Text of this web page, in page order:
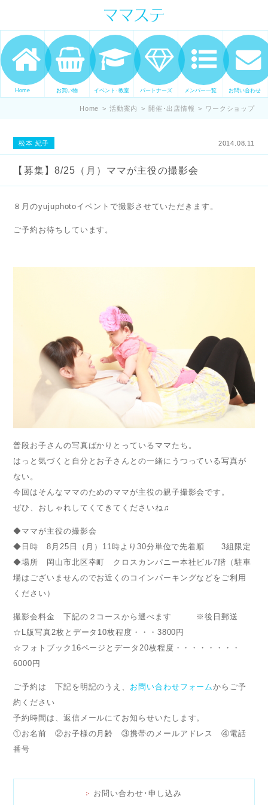
ママの才能発信します。 手づくり
表現ステージ ママステ スキル・セ
ンスを表現したいママが集まって
ます。
Home お買い物 イベント･教室 パートナーズ メンバー一覧 お問い合わせ
Home > 活動案内 > 開催･出店情報 > ワークショップ
松本 紀子 2014.08.11
【募集】8/25（月）ママが主役の撮影会
８月のyujuphotoイベントで撮影させていただきます。
ご予約お待ちしています。
普段お子さんの写真ばかりとっているママたち。
はっと気づくと自分とお子さんとの一緒にうつっている写真が
ない。
今回はそんなママのためのママが主役の親子撮影会です。
ぜひ、おしゃれしてくてきてくださいね♫
◆ママが主役の撮影会
◆日時 8月25日（月）11時より30分単位で先着順 3組限定
◆場所 岡山市北区幸町 クロスカンパニー本社ビル7階（駐車
場はございませんのでお近くのコインパーキングなどをご利用
ください）
撮影会料金 下記の２コースから選べます ※後日郵送
☆L版写真2枚とデータ10枚程度・・・3800円
☆フォトブック16ページとデータ20枚程度・・・・・・・・
6000円
ご予約は 下記を明記のうえ、 お問い合わせフォームからご予
約ください
予約時間は、返信メールにてお知らせいたします。
①お名前 ②お子様の月齢 ③携帯のメールアドレス ④電話
番号
お問い合わせ･申し込み